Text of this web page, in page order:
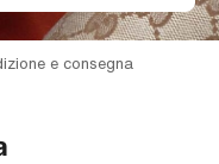
e consegna